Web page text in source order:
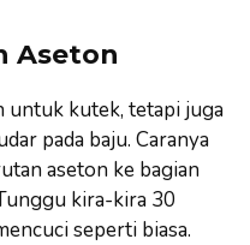
Aseton
untuk kutek, tetapi juga
pada baju. Caranya
aseton ke bagian
kira-kira 30
seperti biasa.